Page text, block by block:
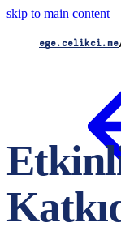
skip to main content
ege.celikci.me